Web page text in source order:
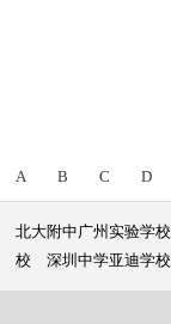
A B C D
北大附中广州实验学校
校
深圳中学亚迪学校